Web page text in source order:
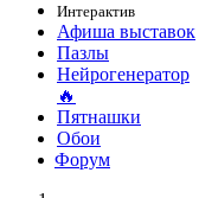
Интерактив
Афиша выставок
Пазлы
Нейрогенератор
🔥
Пятнашки
Обои
Форум